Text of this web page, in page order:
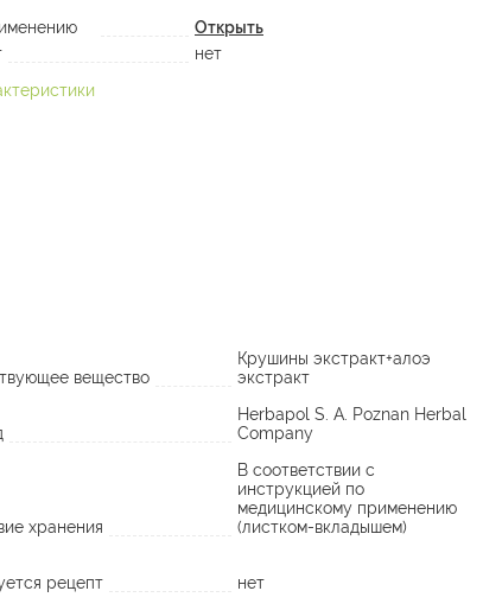
Открыть
нет
вещество
Крушины экстракт+алоэ
экстракт
Herbapol S. A. Poznan Herbal
Company
хранения
В соответствии с
инструкцией по
медицинскому применению
(листком-вкладышем)
рецепт нет